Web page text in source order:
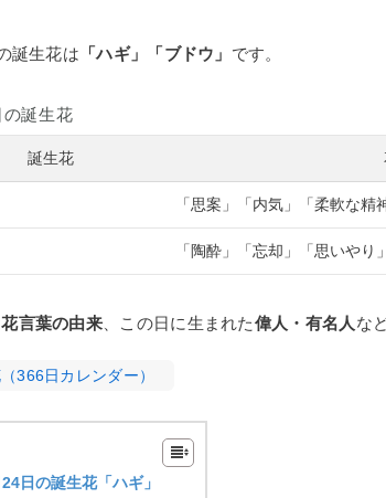
誕生花は 「ハギ」「ブドウ」 です。
誕生花
誕生花
「思案」「内気」「柔軟な精
「陶酔」「忘却」「思いやり
花言葉の由来 、この日に生まれた偉人・有名人 な
366日カレンダー）
日の誕生花「ハギ」